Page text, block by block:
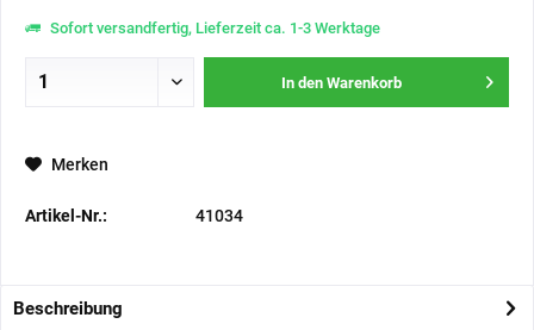
Sofort versandfertig, Lieferzeit ca. 1-3 Werktage
In den Warenkorb
Merken
Artikel-Nr.: 41034
Beschreibung